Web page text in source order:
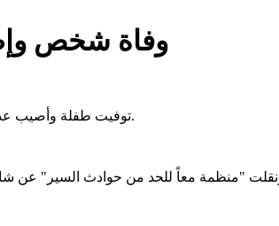
وفاة شخص
توفيت طفلة وأصيب عدة أشخاص، في حادث سير، وقع صباح اليوم الخميس، قرب مدخل مدينة نواذيبو (الهوائي 2).